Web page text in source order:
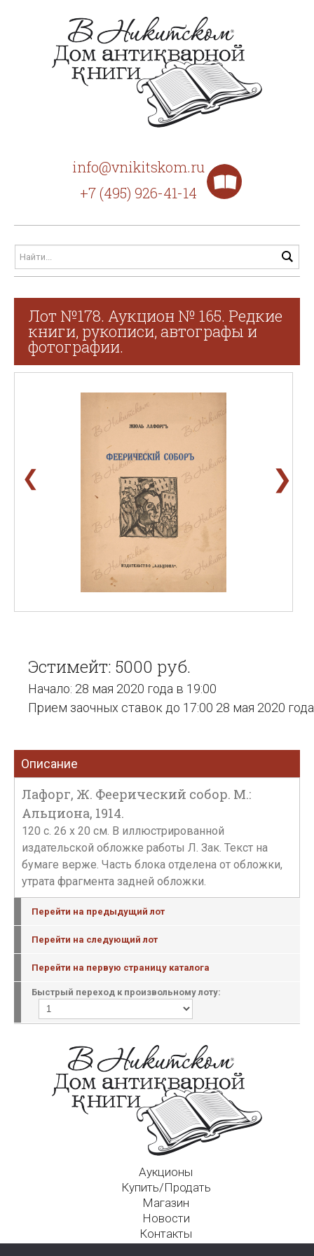
info@vnikitskom.ru
+7 (495) 926-41-14
Лот №178. Аукцион № 165. Редкие
книги, рукописи, автографы и
фотографии.
❮ ❯
Эстимейт: 5000 руб.
Начало: 28 мая 2020 года в 19:00
Прием заочных ставок до 17:00 28 мая 2020 года
Описание
Лафорг, Ж. Феерический собор. М.:
Альциона, 1914.
120 с. 26 x 20 cм. В иллюстрированной
издательской обложке работы Л. Зак. Текст на
бумаге верже. Часть блока отделена от обложки,
утрата фрагмента задней обложки.
Перейти на предыдущий лот
Перейти на следующий лот
Перейти на первую страницу каталога
Быстрый переход к произвольному лоту:
Аукционы
Купить/Продать
Магазин
Новости
Контакты